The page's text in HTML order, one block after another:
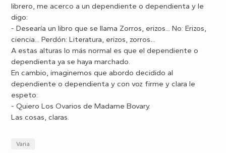
librero, me acerco a un dependiente o dependienta y le
digo:
- Desearía un libro que se llama Zorros, erizos... No: Erizos,
ciencia... Perdón: Literatura, erizos, zorros...
A estas alturas lo más normal es que el dependiente o
dependienta ya se haya marchado.
En cambio, imaginemos que abordo decidido al
dependiente o dependienta y con voz firme y clara le
espeto:
- Quiero Los Ovarios de Madame Bovary.
Las cosas, claras.
Varia